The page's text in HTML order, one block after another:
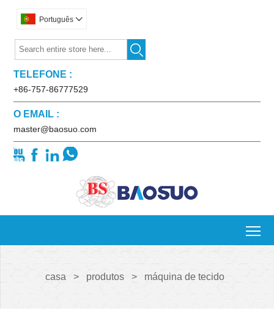
Português 

TELEFONE :
+86-757-86777529
O EMAIL :
master@baosuo.com
   
casa > produtos > máquina de tecido